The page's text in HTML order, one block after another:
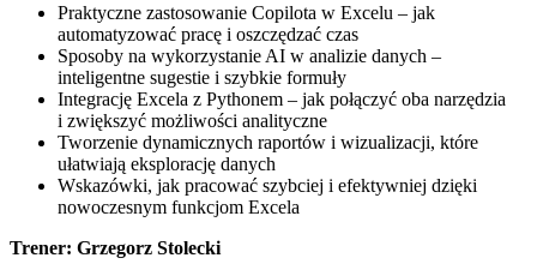
Praktyczne zastosowanie Copilota w Excelu – jak
automatyzować pracę i oszczędzać czas
Sposoby na wykorzystanie AI w analizie danych –
inteligentne sugestie i szybkie formuły
Integrację Excela z Pythonem – jak połączyć oba narzędzia
i zwiększyć możliwości analityczne
Tworzenie dynamicznych raportów i wizualizacji, które
ułatwiają eksplorację danych
Wskazówki, jak pracować szybciej i efektywniej dzięki
nowoczesnym funkcjom Excela
Trener: Grzegorz Stolecki